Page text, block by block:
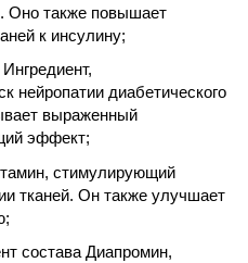
Оно также повышает
к инсулину;
Ингредиент,
нейропатии диабетического
выраженный
эффект;
стимулирующий
тканей. Он также улучшает
состава Диапромин,